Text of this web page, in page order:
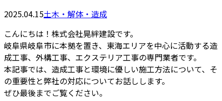
2025.04.15土木・解体・造成
こんにちは！株式会社晃絆建設です。
岐阜県岐阜市に本拠を置き、東海エリアを中心に活動する造
成工事、外構工事、エクステリア工事の専門業者です。
本記事では、造成工事と環境に優しい施工方法について、そ
の重要性と弊社の対応についてお話しします。
ぜひ最後までご覧ください。